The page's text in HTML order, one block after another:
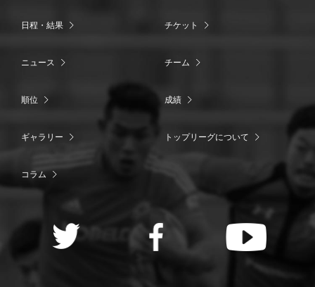
日程・結果 チケット
ニュース チーム
順位 成績
ギャラリー トップリーグについて
コラム